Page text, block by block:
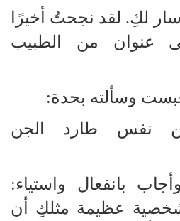
لكِ. لقد نجحتُ أخيرًا
عنوان من الطبيب
وسألته بحدة:
نفس طارد الجن
بانفعال واستياء:
عظيمة مثلكِ أن